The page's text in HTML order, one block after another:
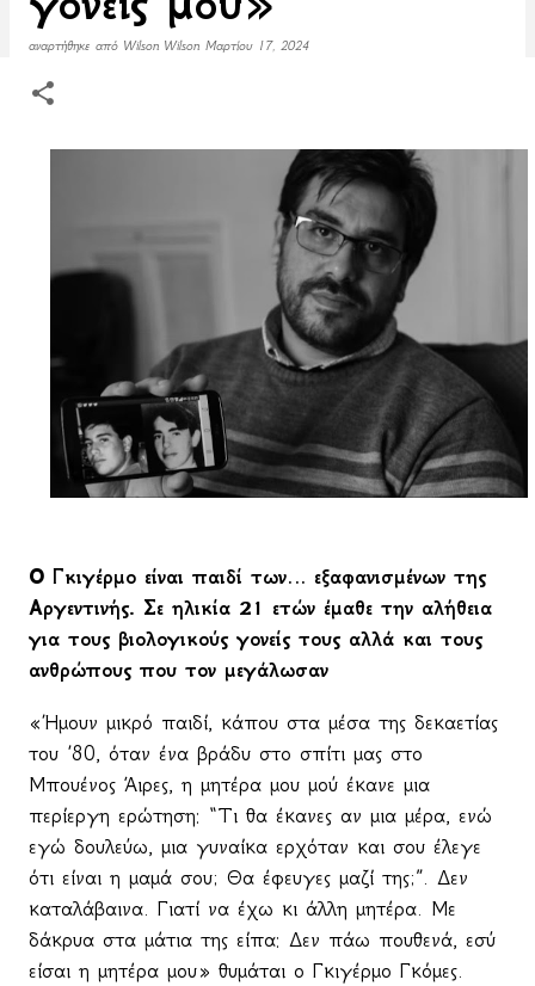
αναρτήθηκε από Wilson Wilson Μαρτίου 17, 2024
Ο Γκιγέρμο είναι παιδί των… εξαφανισμένων της
Αργεντινής. Σε ηλικία 21 ετών έμαθε την αλήθεια
για τους βιολογικούς γονείς τους αλλά και τους
ανθρώπους που τον μεγάλωσαν
«Ήμουν μικρό παιδί, κάπου στα μέσα της δεκαετίας
του ’80, όταν ένα βράδυ στο σπίτι μας στο
Μπουένος Άιρες, η μητέρα μου μού έκανε μια
περίεργη ερώτηση: “Τι θα έκανες αν μια μέρα, ενώ
εγώ δουλεύω, μια γυναίκα ερχόταν και σου έλεγε
ότι είναι η μαμά σου; Θα έφευγες μαζί της;”. Δεν
καταλάβαινα. Γιατί να έχω κι άλλη μητέρα. Με
δάκρυα στα μάτια της είπα: Δεν πάω πουθενά, εσύ
είσαι η μητέρα μου» θυμάται ο Γκιγέρμο Γκόμες.